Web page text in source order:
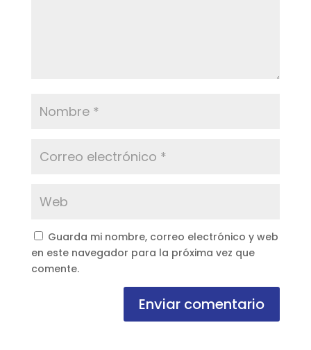
Guarda mi nombre, correo electrónico y web
en este navegador para la próxima vez que
comente.
Enviar comentario